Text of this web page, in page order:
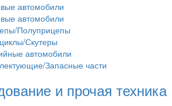
автомобили
автомобили
Полуприцепы
Скутеры
автомобили
Запасные части
и прочая техника